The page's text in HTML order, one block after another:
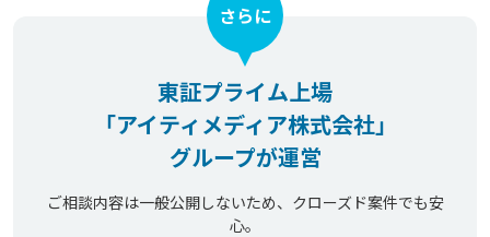
東証プライム上場
「アイティメディア株式会社」
グループが運営
さらに
ご相談内容は一般公開しないため、クローズド案件でも安
心。